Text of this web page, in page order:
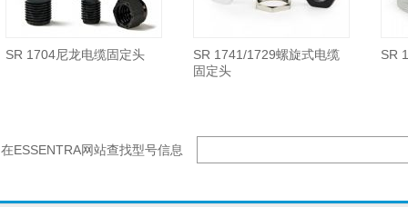
SR 1704尼龙电缆固定头
SR 1741/1729螺旋式电缆
固定头
SR
在ESSENTRA网站查找型号信息